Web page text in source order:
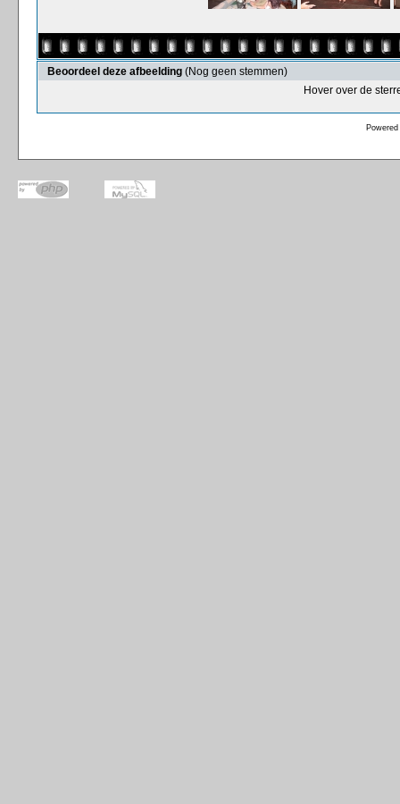
Beoordeel deze afbeelding (Nog geen stemmen)
Hover over de